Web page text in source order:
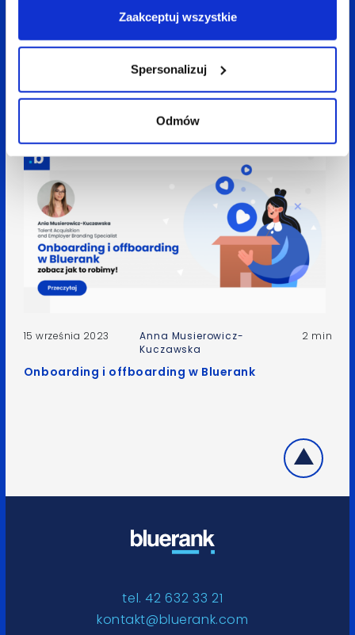
Zaakceptuj wszystkie
Spersonalizuj
Odmów
Wybór Dyrektora Marketingu Roku – jak
wspieramy naszych Partnerów?
15 września 2023
Anna Musierowicz-
Kuczawska
2 min
Onboarding i offboarding w Bluerank
tel. 42 632 33 21
kontakt@bluerank.com